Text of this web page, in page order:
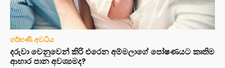
ගර්භණී අවධිය
දරුවා වෙනුවෙන් කිරි එරෙන අම්මලාගේ පෝෂණයට කෘතිම
ආහාර පාන අවශ්‍යමද?